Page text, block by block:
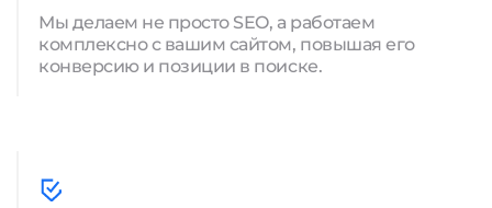
Мы делаем не просто SEO, а работаем
комплексно с вашим сайтом, повышая его
конверсию и позиции в поиске.